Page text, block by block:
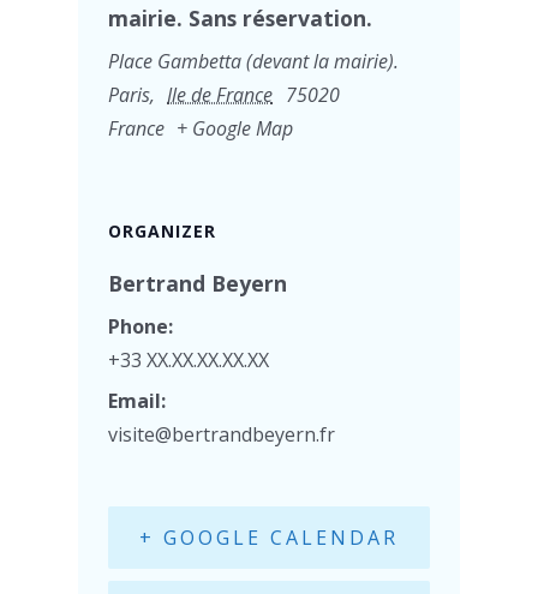
mairie. Sans réservation.
Place Gambetta (devant la mairie).
Paris, Ile de France 75020
France + Google Map
ORGANIZER
Bertrand Beyern
Phone:
+33 XX.XX.XX.XX.XX
Email:
visite@bertrandbeyern.fr
+ GOOGLE CALENDAR